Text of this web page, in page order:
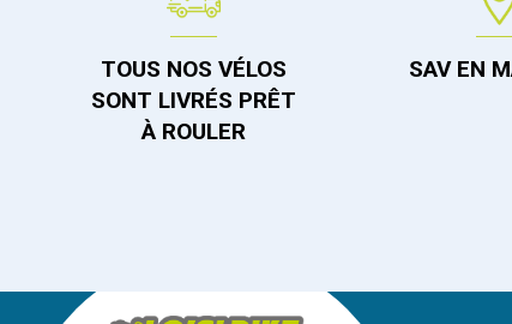
TOUS NOS VÉLOS
SONT LIVRÉS PRÊT
À ROULER
SAV EN